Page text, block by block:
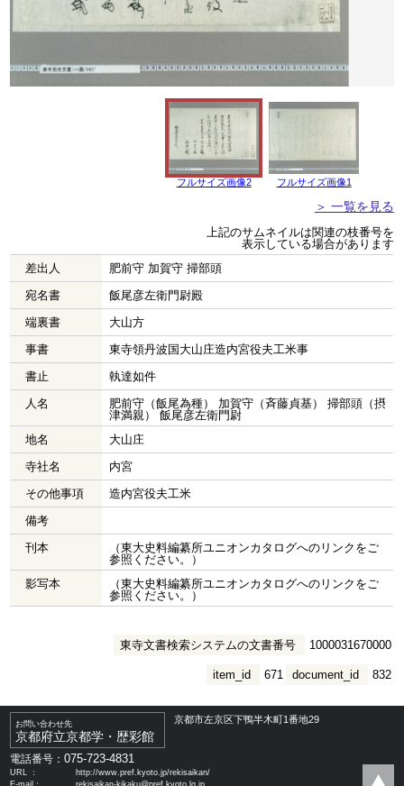
フルサイズ画像2 フルサイズ画像1
＞ 一覧を見る
上記のサムネイルは関連の枝番号を
表示している場合があります
差出人
肥前守 加賀守 掃部頭
宛名書
飯尾彦左衛門尉殿
端裏書
大山方
事書
東寺領丹波国大山庄造内宮役夫工米事
書止
執達如件
人名
肥前守（飯尾為種） 加賀守（斉藤貞基） 掃部頭（摂
津満親） 飯尾彦左衛門尉
地名
大山庄
寺社名
内宮
その他事項
造内宮役夫工米
備考
刊本
（東大史料編纂所ユニオンカタログへのリンクをご
参照ください。）
影写本
（東大史料編纂所ユニオンカタログへのリンクをご
参照ください。）
東寺文書検索システムの文書番号 1000031670000
document_id 832
item_id 671
お問い合わせ先
京都府立京都学・歴彩館
京都市左京区下鴨半木町1番地29
電話番号：075-723-4831
URL ：
http://www.pref.kyoto.jp/rekisaikan/
E-mail：
rekisaikan-kikaku@pref.kyoto.lg.jp